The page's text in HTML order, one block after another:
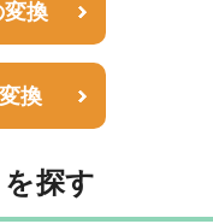
変換
換
探す